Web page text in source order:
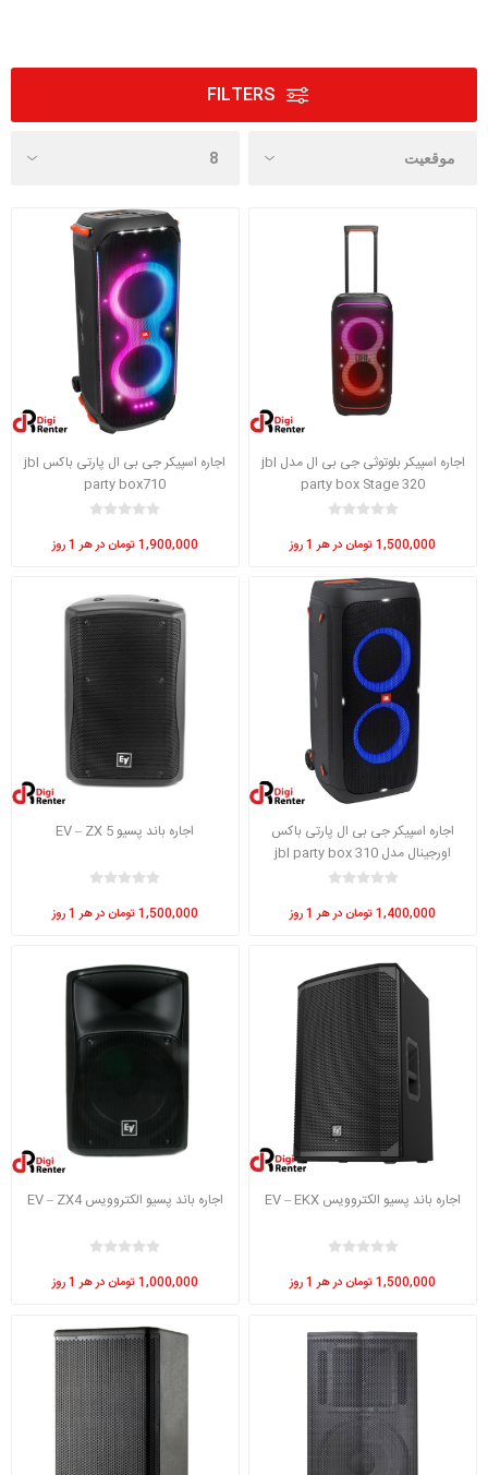
FILTERS
اجاره اسپیکر بلوتوثی جی بی ال مدل jbl
party box Stage 320
1,500,000 تومان در هر 1 روز
اجاره اسپیکر جی بی ال پارتی باکس jbl
party box710
1,900,000 تومان در هر 1 روز
اجاره اسپیکر جی بی ال پارتی باکس
اورجینال مدل 310 jbl party box
1,400,000 تومان در هر 1 روز
اجاره باند پسیو EV – ZX 5
1,500,000 تومان در هر 1 روز
اجاره باند پسیو الکتروویس EV – EKX
1,500,000 تومان در هر 1 روز
اجاره باند پسیو الکتروویس EV – ZX4
1,000,000 تومان در هر 1 روز